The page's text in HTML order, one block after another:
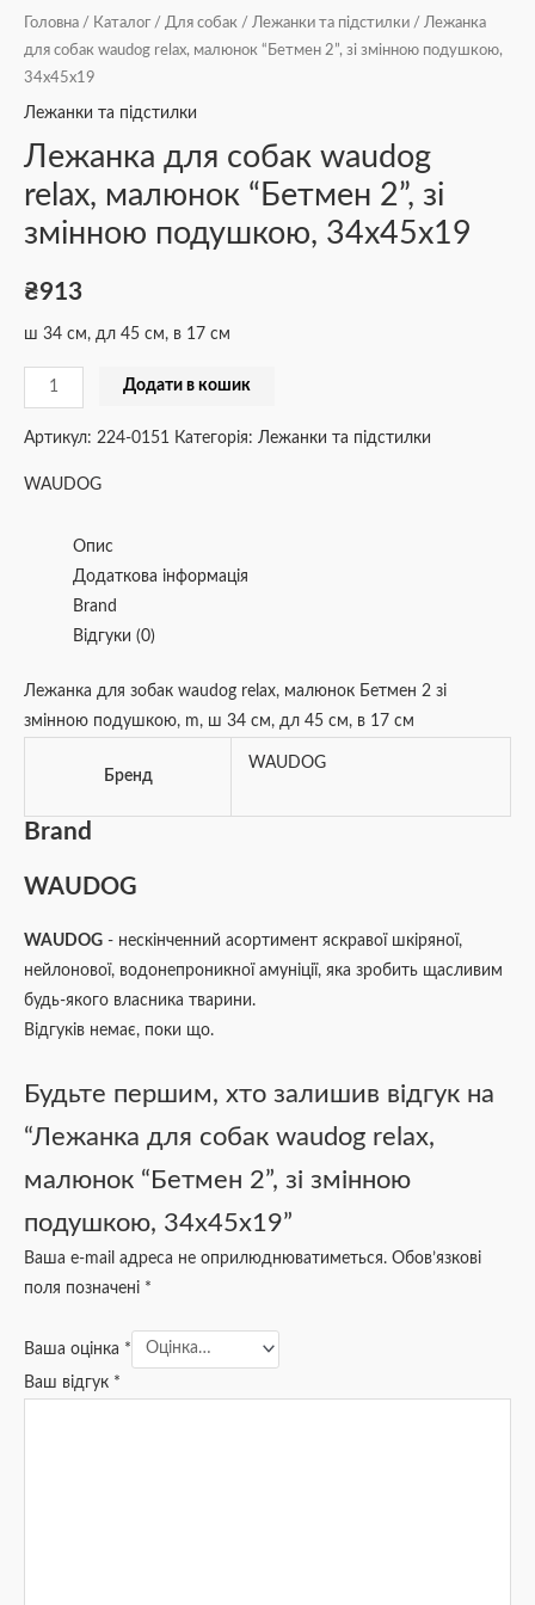
Головна / Каталог / Для собак / Лежанки та підстилки / Лежанка
для собак waudog relax, малюнок “Бетмен 2”, зі змінною подушкою,
34x45x19
Лежанки та підстилки
Лежанка для собак waudog
relax, малюнок “Бетмен 2”, зі
змінною подушкою, 34x45x19
₴913
ш 34 см, дл 45 см, в 17 см
Додати в кошик
Артикул: 224-0151 Категорія: Лежанки та підстилки
WAUDOG
Опис
Додаткова інформація
Brand
Відгуки (0)
Лежанка для зобак waudog relax, малюнок Бетмен 2 зі
змінною подушкою, m, ш 34 см, дл 45 см, в 17 см
Бренд
WAUDOG
Brand
WAUDOG
WAUDOG - нескінченний асортимент яскравої шкіряної,
нейлонової, водонепроникної амуніції, яка зробить щасливим
будь-якого власника тварини.
Відгуків немає, поки що.
Будьте першим, хто залишив відгук на
“Лежанка для собак waudog relax,
малюнок “Бетмен 2”, зі змінною
подушкою, 34x45x19”
Ваша e-mail адреса не оприлюднюватиметься. Обов’язкові
поля позначені *
Ваша оцінка *
Ваш відгук *